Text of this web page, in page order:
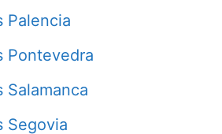
Palencia
Pontevedra
Salamanca
Segovia